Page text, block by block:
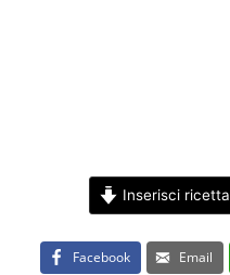
Inserisci ricetta
Facebook Email